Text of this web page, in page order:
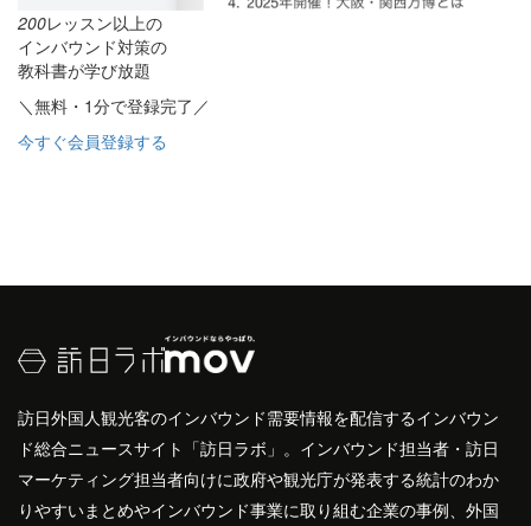
200レッスン以上の
インバウンド対策の
教科書が学び放題
＼無料・1分で登録完了／
今すぐ会員登録する
訪日外国人観光客のインバウンド需要情報を配信するインバウン
ド総合ニュースサイト「訪日ラボ」。インバウンド担当者・訪日
マーケティング担当者向けに政府や観光庁が発表する統計のわか
りやすいまとめやインバウンド事業に取り組む企業の事例、外国